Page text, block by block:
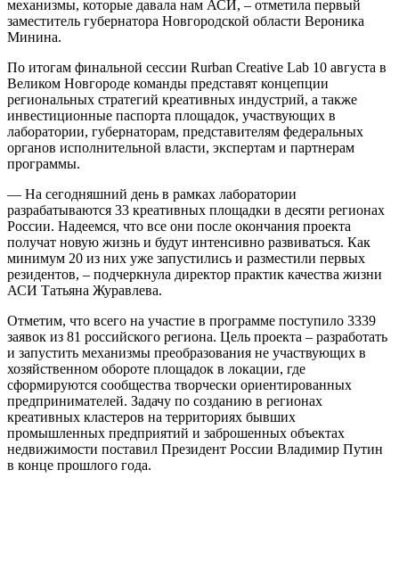
механизмы, которые давала нам АСИ, – отметила первый
заместитель губернатора Новгородской области Вероника
Минина.
По итогам финальной сессии Rurban Creative Lab 10 августа в
Великом Новгороде команды представят концепции
региональных стратегий креативных индустрий, а также
инвестиционные паспорта площадок, участвующих в
лаборатории, губернаторам, представителям федеральных
органов исполнительной власти, экспертам и партнерам
программы.
— На сегодняшний день в рамках лаборатории
разрабатываются 33 креативных площадки в десяти регионах
России. Надеемся, что все они после окончания проекта
получат новую жизнь и будут интенсивно развиваться. Как
минимум 20 из них уже запустились и разместили первых
резидентов, – подчеркнула директор практик качества жизни
АСИ Татьяна Журавлева.
Отметим, что всего на участие в программе поступило 3339
заявок из 81 российского региона. Цель проекта – разработать
и запустить механизмы преобразования не участвующих в
хозяйственном обороте площадок в локации, где
сформируются сообщества творчески ориентированных
предпринимателей. Задачу по созданию в регионах
креативных кластеров на территориях бывших
промышленных предприятий и заброшенных объектах
недвижимости поставил Президент России Владимир Путин
в конце прошлого года.